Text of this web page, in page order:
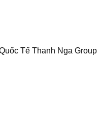
Tế Thanh Nga Group